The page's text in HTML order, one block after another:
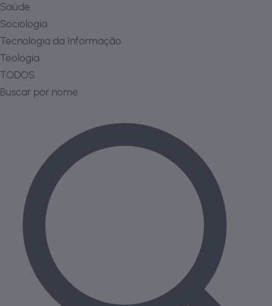
Saúde
Sociologia
Tecnologia da Informação
Teologia
TODOS
Buscar por nome